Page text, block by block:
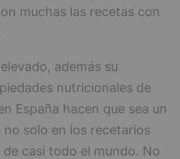
muchas las recetas con
además su
nutricionales de
España hacen que sea un
solo en los recetarios
casi todo el mundo. No